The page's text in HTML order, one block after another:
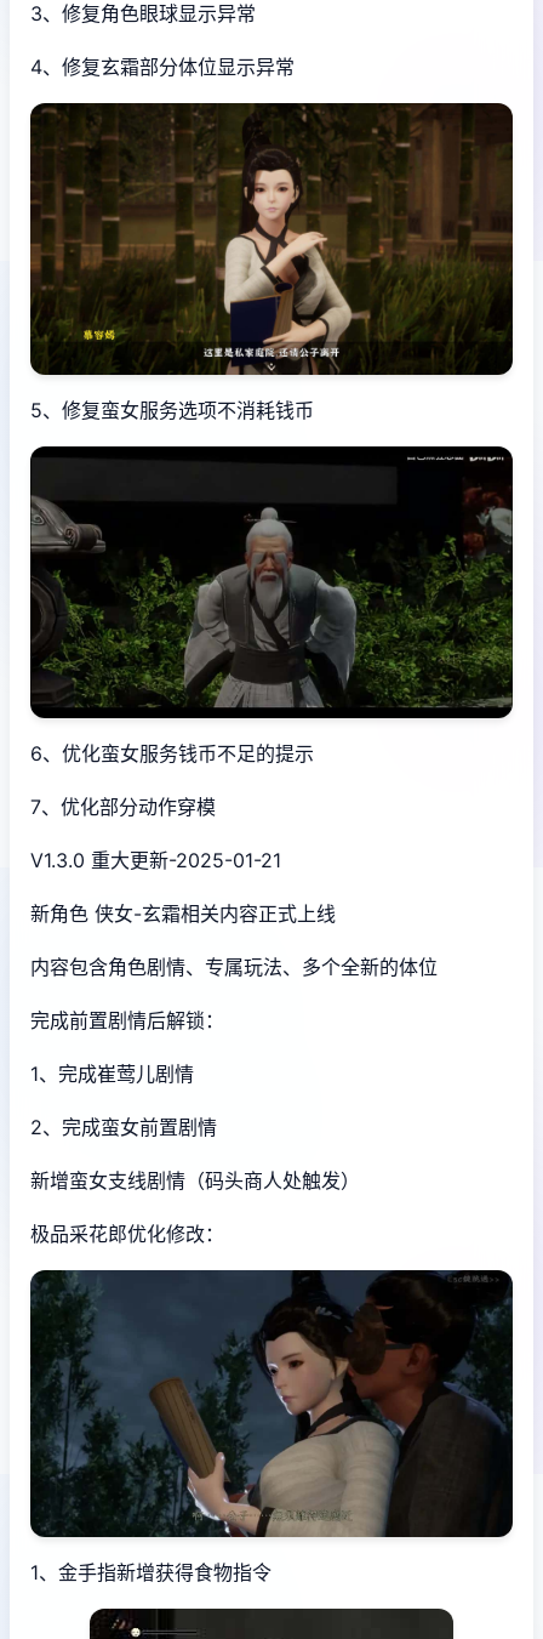
3、修复角色眼球显示异常
4、修复玄霜部分体位显示异常
5、修复蛮女服务选项不消耗钱币
6、优化蛮女服务钱币不足的提示
7、优化部分动作穿模
V1.3.0 重大更新-2025-01-21
新角色 侠女-玄霜相关内容正式上线
内容包含角色剧情、专属玩法、多个全新的体位
完成前置剧情后解锁：
1、完成崔莺儿剧情
2、完成蛮女前置剧情
新增蛮女支线剧情（码头商人处触发）
极品采花郎优化修改：
1、金手指新增获得食物指令